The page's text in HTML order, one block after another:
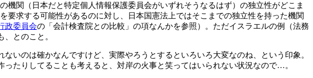
関（日本だと特定個人情報保護委員会がいずれそうなるはず）の独立性がどこま
求する可能性があるのに対し、日本国憲法上ではそこまでの独立性を持った機関
政委員会の「会計検査院との比較」の項なんかを参照）。ただイスラエルの例（法務
とのこと。
いのは確かなんですけど、実際やろうとするといろいろ大変なのね、という印象。
たりしてることも考えると、対岸の火事と笑ってはいられない状況なので…。